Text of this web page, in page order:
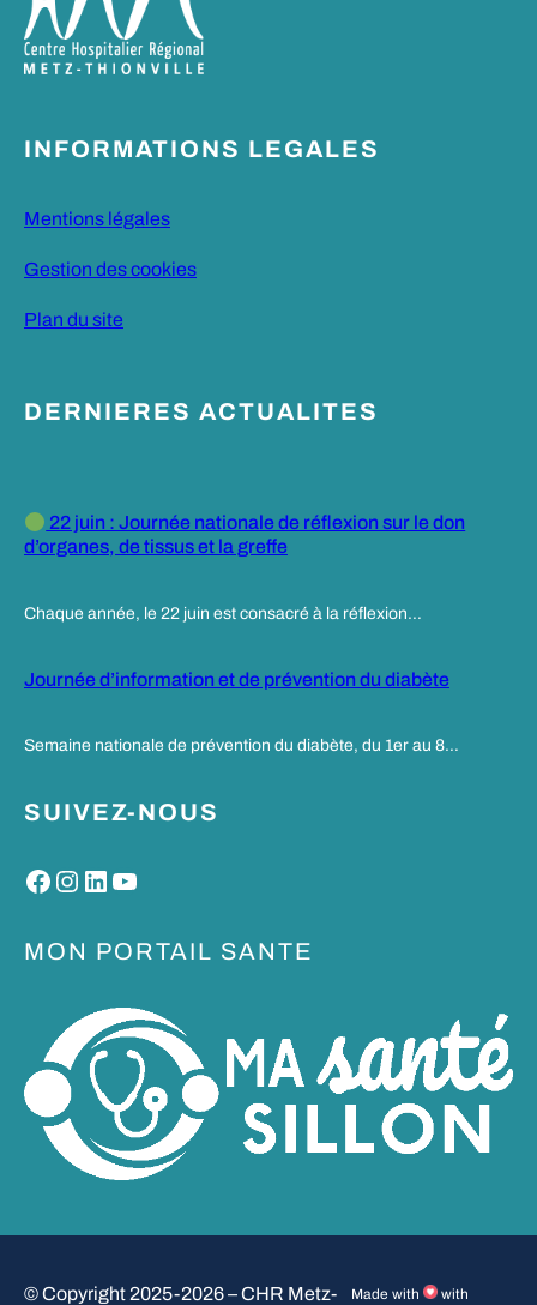
INFORMATIONS LEGALES
Mentions légales
Gestion des cookies
Plan du site
DERNIERES ACTUALITES
22 juin : Journée nationale de réflexion sur le don
d’organes, de tissus et la greffe
Chaque année, le 22 juin est consacré à la réflexion…
Journée d’information et de prévention du diabète
Semaine nationale de prévention du diabète, du 1er au 8…
SUIVEZ-NOUS
Facebook Instagram LinkedIn YouTube
MON PORTAIL SANTE
© Copyright 2025-2026 – CHR Metz-
Made with
with